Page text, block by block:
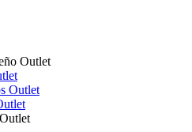
Outlet